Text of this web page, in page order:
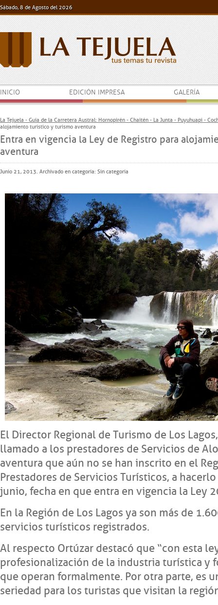
Sábado, 8 de Agosto del 2026
INICIO EDICIÓN IMPRESA GALERÍA
La Tejuela - Guía de la Carretera Austral: Hornopirén - Chaitén - La Junta - Puyuhuapi -
alojamiento turístico y turismo aventura
Entra en vigencia la Ley de Registro para
aventura
Junio 21, 2013. Archivado en categoría: Sin categoría
El Director Regional de Turismo de Los
llamado a los prestadores de Servicios de
aventura que aún no se han inscrito en el
Prestadores de Servicios Turísticos, a
junio, fecha en que entra en vigencia la Ley
En la Región de Los Lagos ya son más de
servicios turísticos registrados.
Al respecto Ortúzar destacó que “con esta
profesionalización de la industria turística y
que operan formalmente. Por otra parte, es
seriedad para los turistas que visitan la